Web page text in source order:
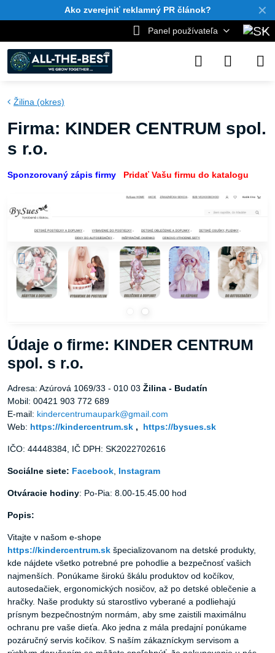
✕
Ako zverejniť reklamný PR článok?
Panel používateľa
Žilina (okres)
Firma: KINDER CENTRUM spol.
s r.o.
Sponzorovaný zápis firmy Pridať Vašu firmu do katalogu
Údaje o firme: KINDER CENTRUM
spol. s r.o.
Adresa: Azúrová 1069/33 - 010 03 Žilina - Budatín
Mobil: 00421 903 772 689
E-mail: kindercentrumaupark@gmail.com
Web: https://kindercentrum.sk , https://bysues.sk
IČO: 44448384, IČ DPH: SK2022702616
Sociálne siete: Facebook, Instagram
Otváracie hodiny: Po-Pia: 8.00-15.45.00 hod
Popis:
Vitajte v našom e-shope
https://kindercentrum.sk špecializovanom na detské produkty,
kde nájdete všetko potrebné pre pohodlie a bezpečnosť vašich
najmenších. Ponúkame širokú škálu produktov od kočíkov,
autosedačiek, ergonomických nosičov, až po detské oblečenie a
hračky. Naše produkty sú starostlivo vyberané a podliehajú
prísnym bezpečnostným normám, aby sme zaistili maximálnu
ochranu pre vaše dieťa. Ako jedna z mála predajní ponúkame
pozáručný servis kočíkov. S naším zákazníckym servisom a